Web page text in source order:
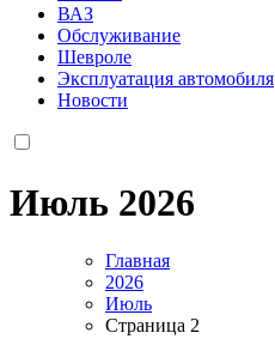
ВАЗ
Обслуживание
Шевроле
Эксплуатация автомобиля
Новости
Июль 2026
Главная
2026
Июль
Страница 2